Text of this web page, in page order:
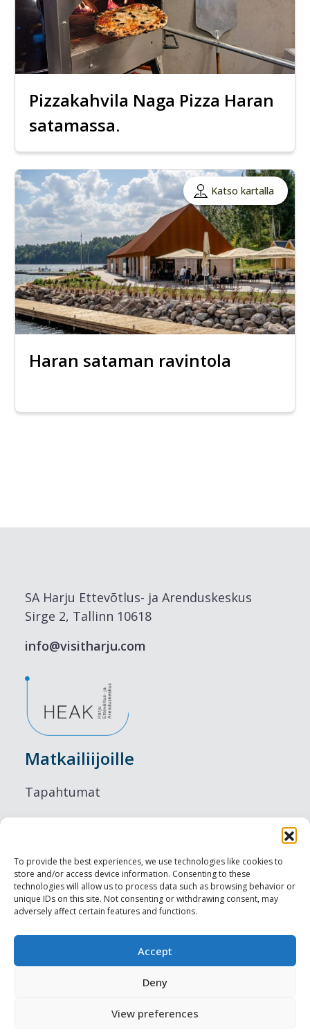
To provide the best experiences, we use technologies like cookies to
store and/or access device information. Consenting to these
technologies will allow us to process data such as browsing behavior or
unique IDs on this site. Not consenting or withdrawing consent, may
adversely affect certain features and functions.
Accept
Deny
View preferences
Pizzakahvila Naga Pizza Haran
satamassa.
Katso kartalla
Haran sataman ravintola
SA Harju Ettevõtlus- ja Arenduskeskus
Sirge 2, Tallinn 10618
info@visitharju.com
Matkailiijoille
Tapahtumat
Ruokailu
Nähtävyydet
Visit Tallinn
Ammattilaisille
Harju-, Rapla- & Läänemaa DMO